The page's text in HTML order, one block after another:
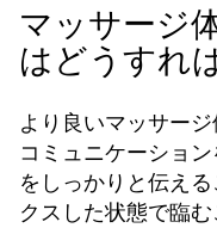
マッサージ
はどうすれ
より良いマッサー
コミュニケーショ
をしっかりと伝え
クスした状態で臨む